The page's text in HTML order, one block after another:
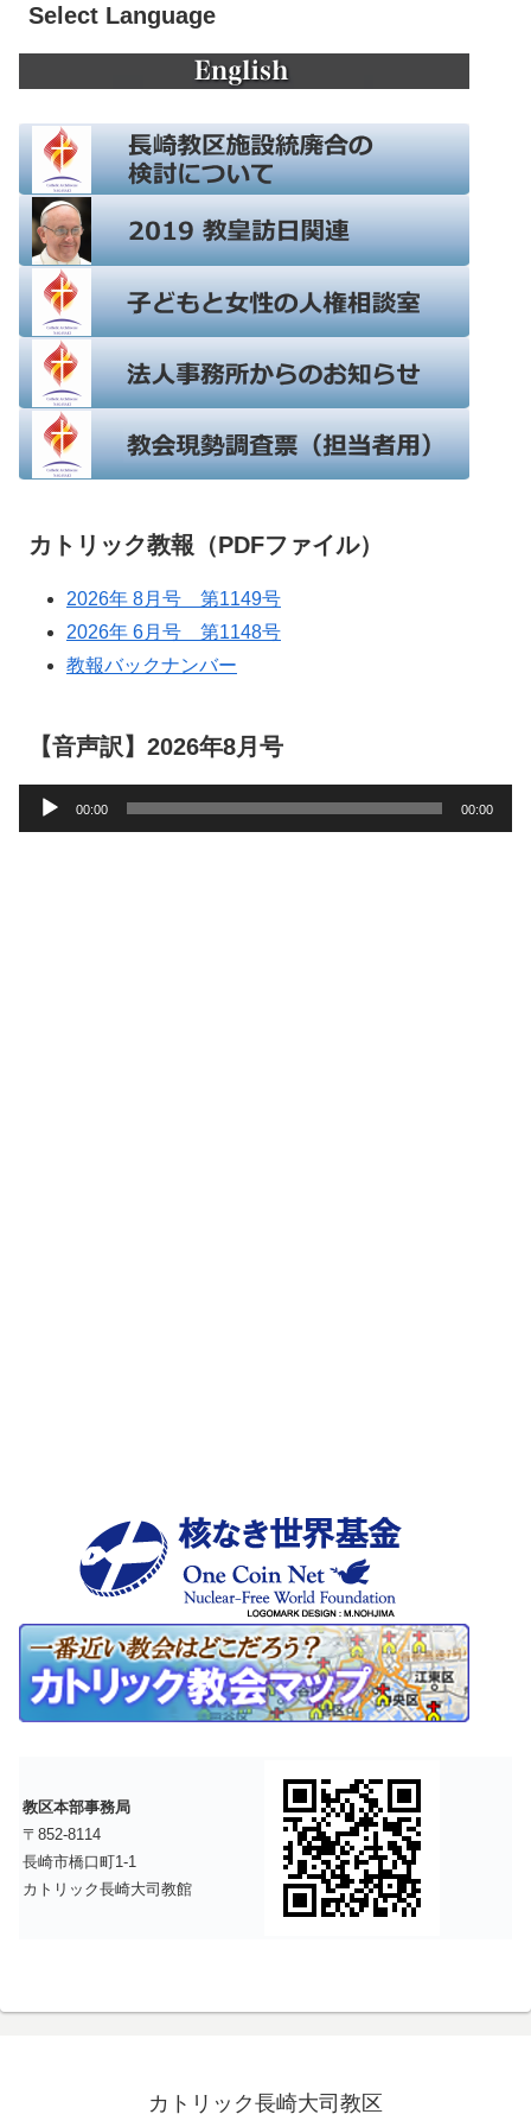
Select Language
カトリック教報（PDFファイル）
2026年 8月号 第1149号
2026年 6月号 第1148号
教報バックナンバー
【音声訳】2026年8月号
声
00:00 00:00
教区本部事務局
〒852-8114
長崎市橋口町1-1
カトリック長崎大司教館
カトリック長崎大司教区